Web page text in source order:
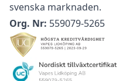
svenska marknaden.
Org. Nr: 559079-5265